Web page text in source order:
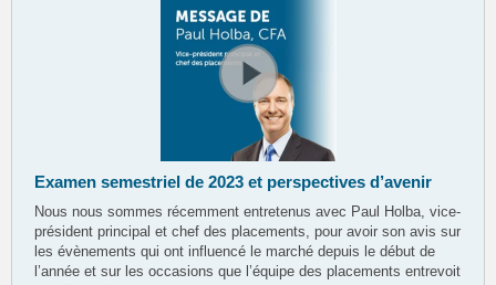
Examen semestriel de 2023 et perspectives d’avenir
Nous nous sommes récemment entretenus avec Paul Holba, vice-
président principal et chef des placements, pour avoir son avis sur
les évènements qui ont influencé le marché depuis le début de
l’année et sur les occasions que l’équipe des placements entrevoit